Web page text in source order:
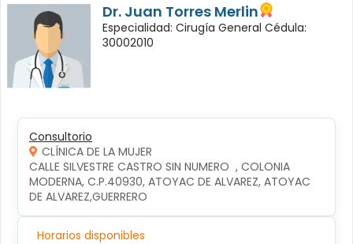
Dr. Juan Torres Merlin
Especialidad: Cirugía General Cédula:
30002010
Consultorio
CLÍNICA DE LA MUJER
CALLE SILVESTRE CASTRO SIN NUMERO  , COLONIA
MODERNA, C.P.40930, ATOYAC DE ALVAREZ, ATOYAC
DE ALVAREZ,GUERRERO
Horarios disponibles